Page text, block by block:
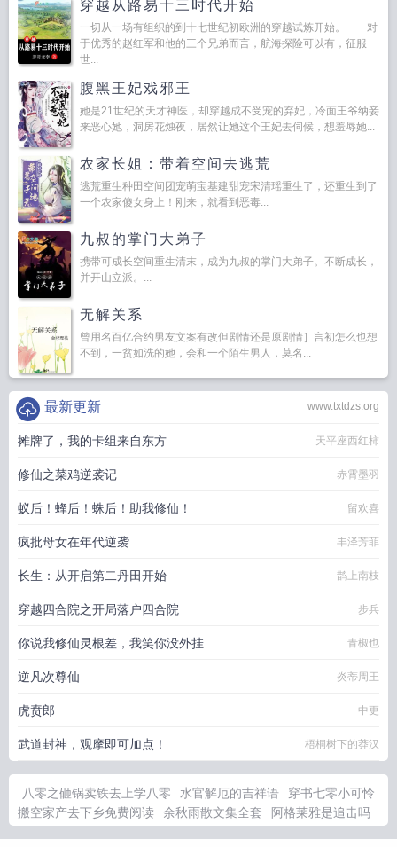
穿越从路易十三时代开始
一切从一场有组织的到十七世纪初欧洲的穿越试炼开始。 对
于优秀的赵红军和他的三个兄弟而言，航海探险可以有，征服
世...
腹黑王妃戏邪王
她是21世纪的天才神医，却穿越成不受宠的弃妃，冷面王爷纳妾
来恶心她，洞房花烛夜，居然让她这个王妃去伺候，想羞辱她...
农家长姐：带着空间去逃荒
逃荒重生种田空间团宠萌宝基建甜宠宋清瑶重生了，还重生到了
一个农家傻女身上！刚来，就看到恶毒...
九叔的掌门大弟子
携带可成长空间重生清末，成为九叔的掌门大弟子。不断成长，
并开山立派。...
无解关系
曾用名百亿合约男友文案有改但剧情还是原剧情］言初怎么也想
不到，一贫如洗的她，会和一个陌生男人，莫名...
www.txtdzs.org
最新更新
摊牌了，我的卡组来自东方 天平座西红柿
修仙之菜鸡逆袭记 赤霄墨羽
蚁后！蜂后！蛛后！助我修仙！ 留欢喜
疯批母女在年代逆袭 丰泽芳菲
长生：从开启第二丹田开始 鹊上南枝
穿越四合院之开局落户四合院 步兵
你说我修仙灵根差，我笑你没外挂 青椒也
逆凡次尊仙 炎蒂周王
虎贲郎 中更
武道封神，观摩即可加点！ 梧桐树下的莽汉
八零之砸锅卖铁去上学八零 水官解厄的吉祥语
穿书七零小可怜
搬空家产去下乡免费阅读
余秋雨散文集全套
阿格莱雅是追击吗